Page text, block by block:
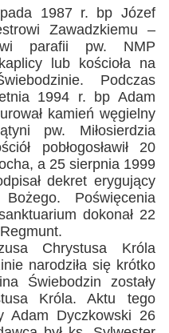
1987 r. bp Józef
Zawadzkiemu –
parafii pw. NMP
lub kościoła na
Podczas
1994 r. bp Adam
kamień węgielny
pw. Miłosierdzia
pobłogosławił 20
a 25 sierpnia 1999
dekret erygujący
Poświęcenia
dokonał 22
Chrystusa Króla
narodziła się krótko
Świebodzin zostały
Króla. Aktu tego
Adam Dyczkowski 26